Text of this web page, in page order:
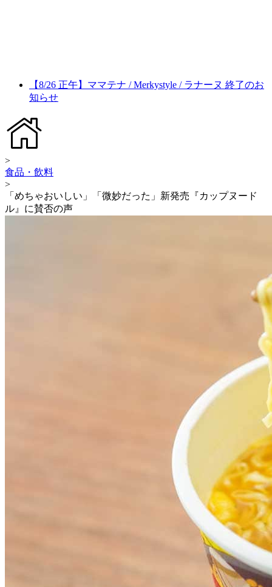
【8/26 正午】ママテナ / Merkystyle / ラナーヌ 終了のお
知らせ
>
食品・飲料
>
「めちゃおいしい」「微妙だった」新発売『カップヌード
ル』に賛否の声